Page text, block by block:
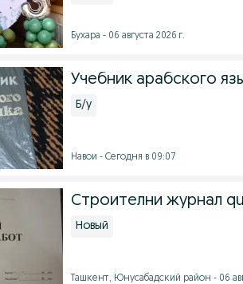
Бухара - 06 августа 2026 г.
Учебник арабского
Б/у
Навои - Сегодня в 09:07
Cтроителни журнал
Новый
Ташкент, Юнусабадский район - 06